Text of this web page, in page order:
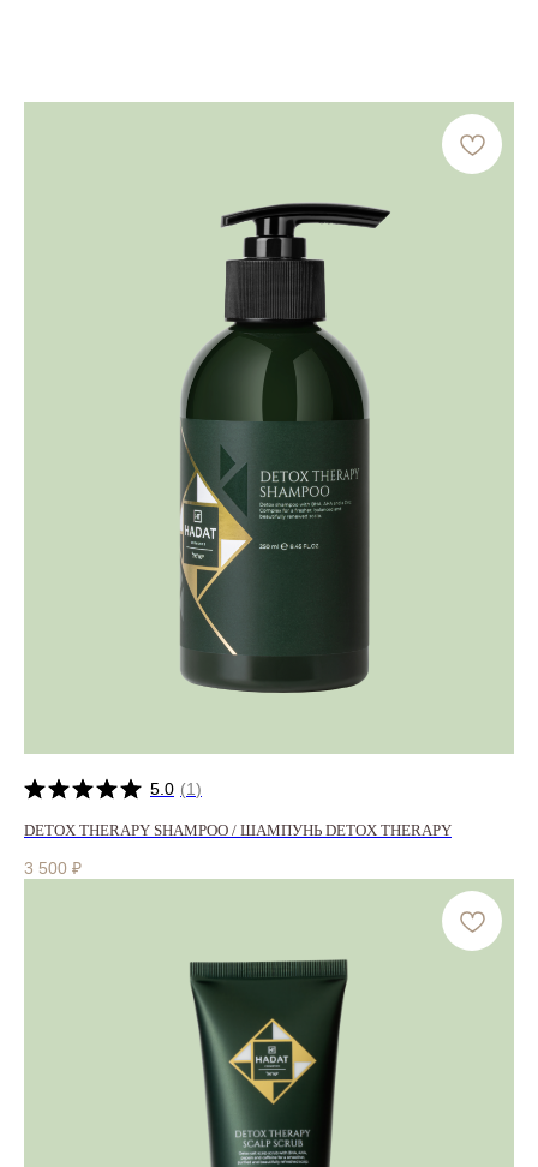
5.0 (1)
DETOX THERAPY SHAMPOO / ШАМПУНЬ DETOX THERAPY
3 500 ₽